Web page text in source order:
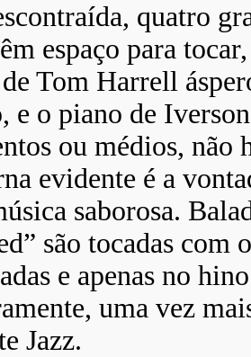
quatro
espaço para
Tom Harrell
e o piano de
ou médios, não
evidente é a
saborosa.
são tocadas com
e apenas no
uma vez
Jazz.